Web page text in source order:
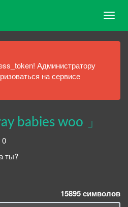
Администратору
на сервисе
babies woo 」
0
ты?
15895символов